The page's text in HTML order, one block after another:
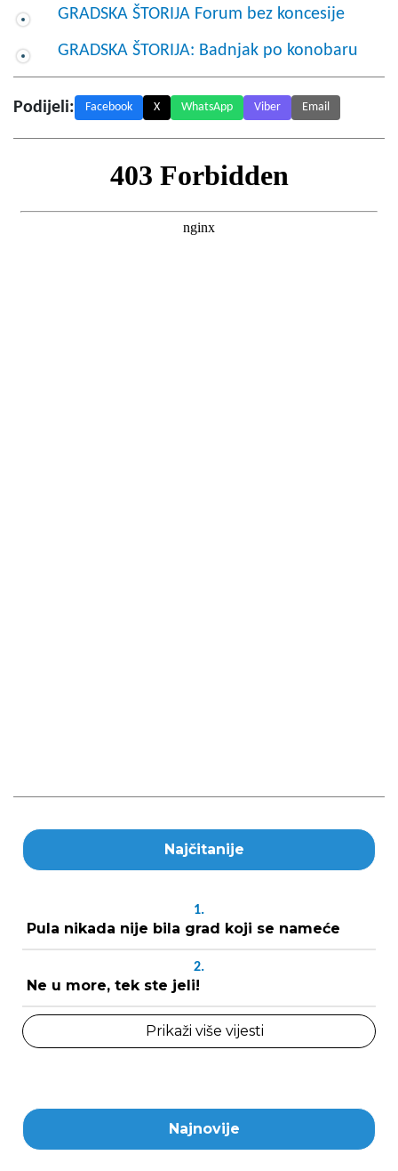
GRADSKA ŠTORIJA Forum bez koncesije
GRADSKA ŠTORIJA: Badnjak po konobaru
Podijeli: Facebook X WhatsApp Viber Email
Najčitanije
1.
Pula nikada nije bila grad koji se nameće
2.
Ne u more, tek ste jeli!
Prikaži više vijesti
Najnovije